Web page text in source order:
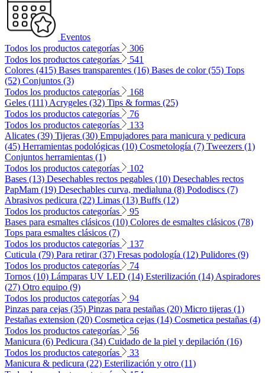
Eventos
Todos los productos categorías
306
Todos los productos categorías
541
Colores (415) Bases transparentes (16) Bases de color (55) Tops
(52) Conjuntos (3)
Todos los productos categorías
168
Geles (111) Acrygeles (32) Tips & formas (25)
Todos los productos categorías
76
Todos los productos categorías
133
Alicates (39) Tijeras (30) Empujadores para manicura y pedicura
(45) Herramientas podológicas (10) Cosmetología (7) Tweezers (1)
Conjuntos herramientas (1)
Todos los productos categorías
102
Bases (13) Desechables rectos pegables (10) Desechables rectos
PapMam (19) Desechables curva, medialuna (8) Pododiscs (7)
Abrasivos pedicura (22) Limas (13) Buffs (12)
Todos los productos categorías
95
Bases para esmaltes clásicos (10) Colores de esmaltes clásicos (78)
Tops para esmaltes clásicos (7)
Todos los productos categorías
137
Cuticula (79) Para retirar (37) Fresas podología (12) Pulidores (9)
Todos los productos categorías
74
Tornos (10) Lámparas UV LED (14) Esterilización (14) Aspiradores
(27) Otro equipo (9)
Todos los productos categorías
94
Pinzas para cejas (35) Pinzas para pestañas (20) Micro tijeras (1)
Pestañas extension (20) Cosmetica cejas (14) Cosmetica pestañas (4)
Todos los productos categorías
56
Manicura (6) Pedicura (34) Cuidado de la piel y depilación (16)
Todos los productos categorías
33
Manicura & pedicura (22) Esterilización y otro (11)